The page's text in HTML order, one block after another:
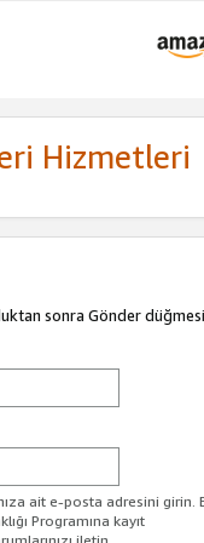
Hizmetleri
sonra Gönder
ait e-posta adresini girin.
Programına kayıt